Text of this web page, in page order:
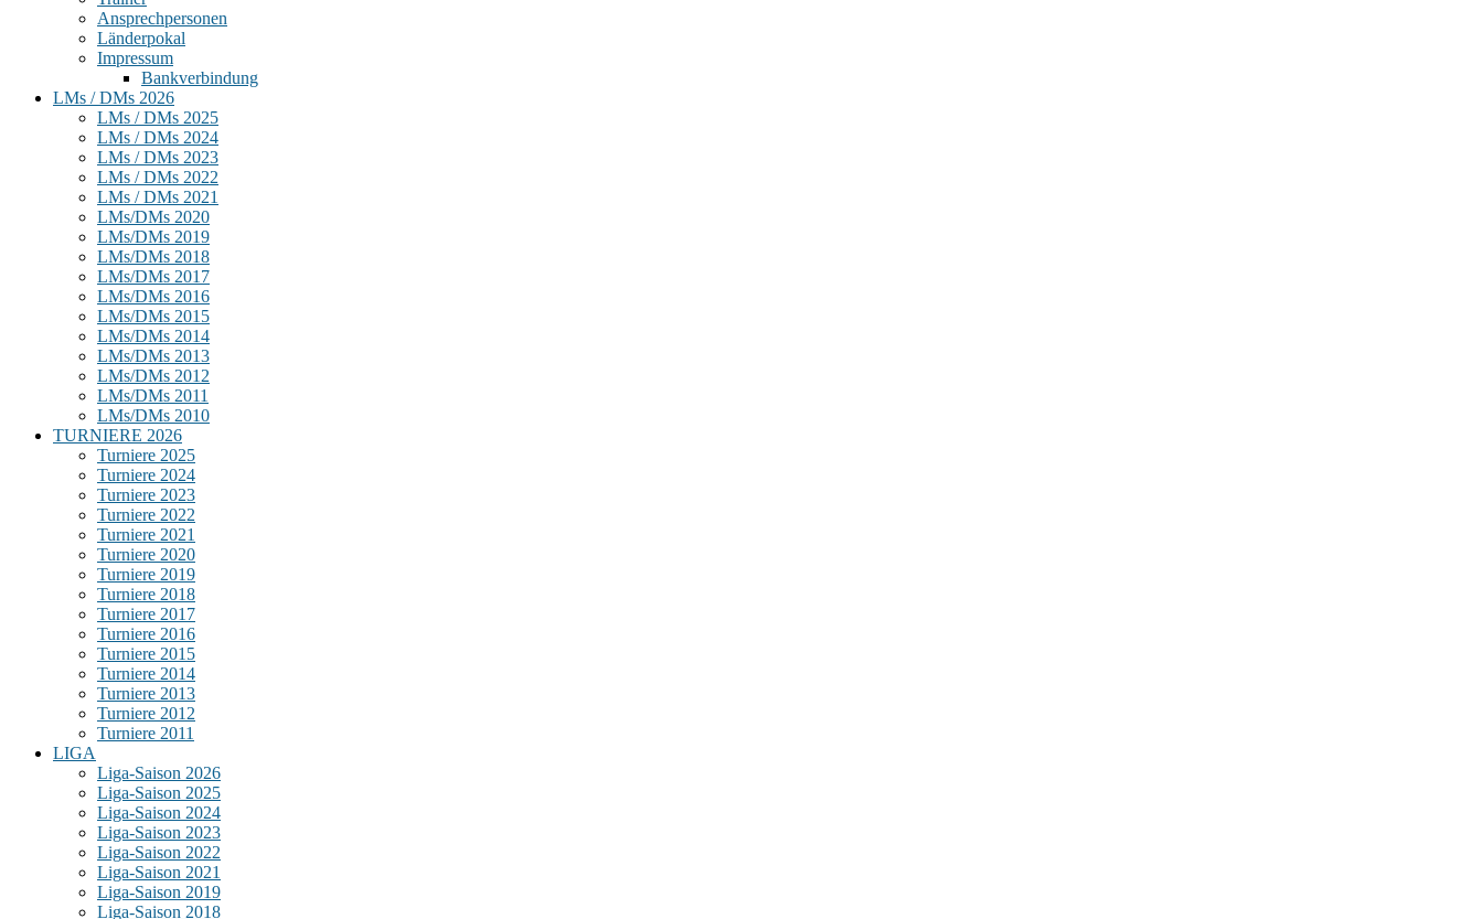
Ansprechpersonen
Länderpokal
Impressum
Bankverbindung
LMs / DMs 2026
LMs / DMs 2025
LMs / DMs 2024
LMs / DMs 2023
LMs / DMs 2022
LMs / DMs 2021
LMs/DMs 2020
LMs/DMs 2019
LMs/DMs 2018
LMs/DMs 2017
LMs/DMs 2016
LMs/DMs 2015
LMs/DMs 2014
LMs/DMs 2013
LMs/DMs 2012
LMs/DMs 2011
LMs/DMs 2010
TURNIERE 2026
Turniere 2025
Turniere 2024
Turniere 2023
Turniere 2022
Turniere 2021
Turniere 2020
Turniere 2019
Turniere 2018
Turniere 2017
Turniere 2016
Turniere 2015
Turniere 2014
Turniere 2013
Turniere 2012
Turniere 2011
LIGA
Liga-Saison 2026
Liga-Saison 2025
Liga-Saison 2024
Liga-Saison 2023
Liga-Saison 2022
Liga-Saison 2021
Liga-Saison 2019
Liga-Saison 2018